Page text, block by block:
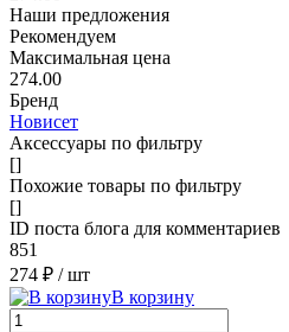
Наши предложения
Рекомендуем
Максимальная цена
274.00
Бренд
Новисет
Аксессуары по фильтру
[]
Похожие товары по фильтру
[]
ID поста блога для комментариев
851
274 ₽ / шт
В корзину